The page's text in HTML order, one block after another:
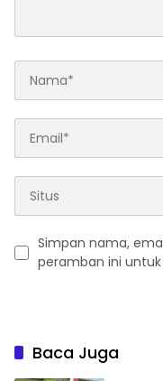
Simpan nama,
peramban ini
Baca Juga